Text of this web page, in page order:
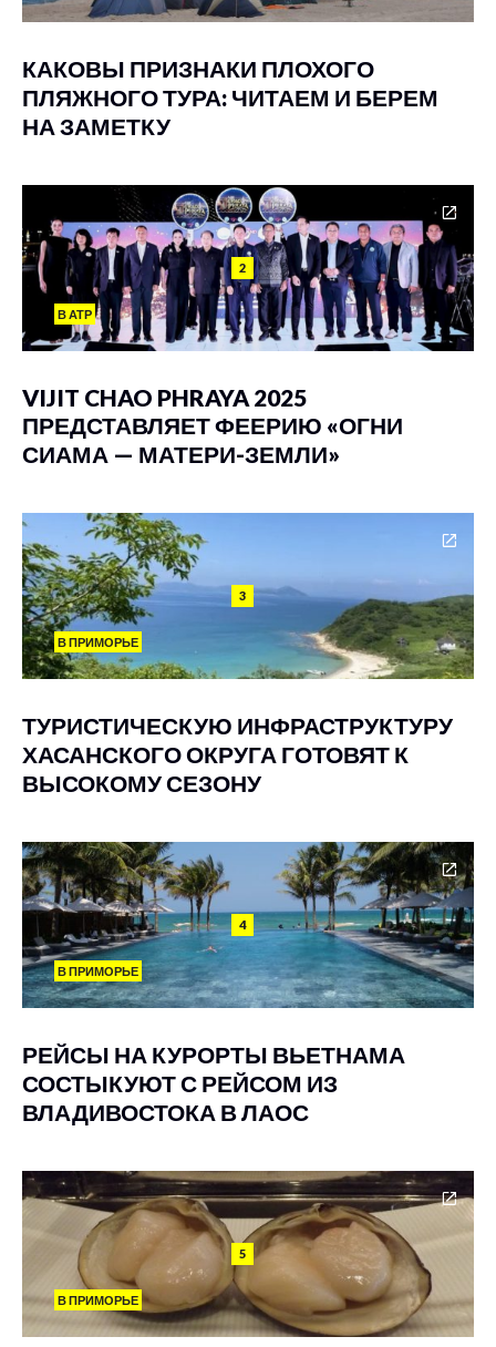
КАКОВЫ ПРИЗНАКИ ПЛОХОГО
ПЛЯЖНОГО ТУРА: ЧИТАЕМ И БЕРЕМ
НА ЗАМЕТКУ
2
В АТР
VIJIT CHAO PHRAYA 2025
ПРЕДСТАВЛЯЕТ ФЕЕРИЮ «ОГНИ
СИАМА — МАТЕРИ-ЗЕМЛИ»
3
В ПРИМОРЬЕ
ТУРИСТИЧЕСКУЮ ИНФРАСТРУКТУРУ
ХАСАНСКОГО ОКРУГА ГОТОВЯТ К
ВЫСОКОМУ СЕЗОНУ
4
В ПРИМОРЬЕ
РЕЙСЫ НА КУРОРТЫ ВЬЕТНАМА
СОСТЫКУЮТ С РЕЙСОМ ИЗ
ВЛАДИВОСТОКА В ЛАОС
5
В ПРИМОРЬЕ